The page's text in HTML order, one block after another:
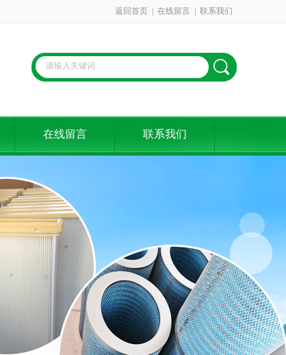
返回首页 在线留言 联系我们
在线留言 联系我们